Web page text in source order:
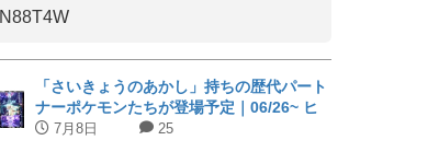
N88T4W
「さいきょうのあかし」持ちの歴代パート
ナーポケモンたちが登場予定｜06/26~ ヒ
スイジュナイパー
7月8日 25